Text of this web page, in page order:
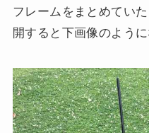
フレームをまとめてい
開すると下画像のように